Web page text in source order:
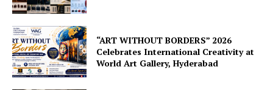
“ART WITHOUT BORDERS” 2026
Celebrates International Creativity at
World Art Gallery, Hyderabad